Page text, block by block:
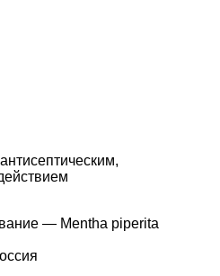
— Mentha piperita